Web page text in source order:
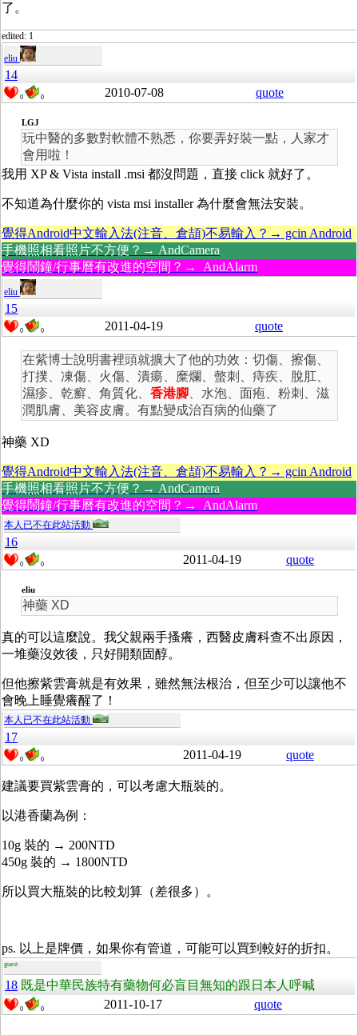
了。
edited: 1
eliu
14
0 0 2010-07-08 quote
LGJ
玩中醫的多數對軟體不熟悉，你要弄好裝一點，人家才
會用啦！
我用 XP & Vista install .msi 都沒問題，直接 click 就好了。
不知道為什麼你的 vista msi installer 為什麼會無法安裝。
覺得Android中文輸入法(注音、倉頡)不易輸入？→ gcin Android
手機照相看照片不方便？→ AndCamera
覺得鬧鐘/行事曆有改進的空間？→ AndAlarm
eliu
15
0 0 2011-04-19 quote
在紫博士說明書裡頭就擴大了他的功效：切傷、擦傷、
打撲、凍傷、火傷、潰瘍、糜爛、螫刺、痔疾、脫肛、
濕疹、乾癬、角質化、 香港腳、水泡、面疱、粉刺、滋
潤肌膚、美容皮膚。有點變成治百病的仙藥了
神藥 XD
覺得Android中文輸入法(注音、倉頡)不易輸入？→ gcin Android
手機照相看照片不方便？→ AndCamera
覺得鬧鐘/行事曆有改進的空間？→ AndAlarm
本人已不在此站活動
16
0 0 2011-04-19 quote
eliu
神藥 XD
真的可以這麼說。我父親兩手搔癢，西醫皮膚科查不出原因，
一堆藥沒效後，只好開類固醇。
但他擦紫雲膏就是有效果，雖然無法根治，但至少可以讓他不
會晚上睡覺癢醒了！
本人已不在此站活動
17
0 0 2011-04-19 quote
建議要買紫雲膏的，可以考慮大瓶裝的。
以港香蘭為例：
10g 裝的 → 200NTD
450g 裝的 → 1800NTD
所以買大瓶裝的比較划算（差很多）。
ps. 以上是牌價，如果你有管道，可能可以買到較好的折扣。
guest
18 既是中華民族特有藥物何必盲目無知的跟日本人呼喊
0 0 2011-10-17 quote